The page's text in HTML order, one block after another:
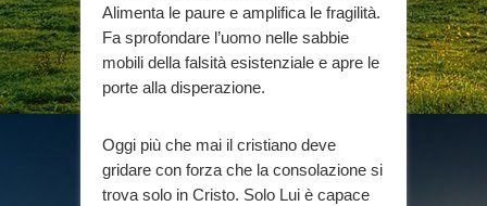
Alimenta le paure e amplifica le fragilità.
Fa sprofondare l’uomo nelle sabbie
mobili della falsità esistenziale e apre le
porte alla disperazione.
Oggi più che mai il cristiano deve
gridare con forza che la consolazione si
trova solo in Cristo. Solo Lui è capace